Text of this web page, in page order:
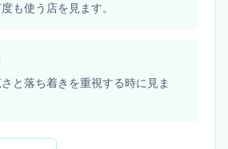
も使う店を見ます。
と落ち着きを重視する時に見ま